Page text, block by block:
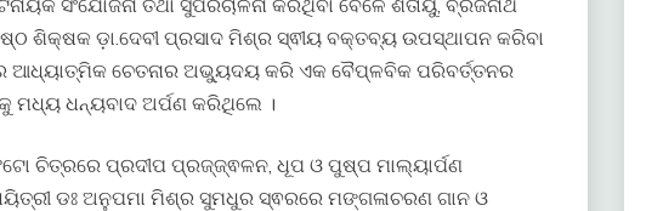
ଶିକ୍ଷକ ଡ଼ା.ଦେବୀ ପ୍ରସାଦ ମିଶ୍ର ସ୍ଵୀୟ ବକ୍ତବ୍ୟ ଉପସ୍ଥାପନ କରିବା
ଆଧ୍ୟାତ୍ମିକ ଚେତନାର ଅଭ୍ୟୁଦୟ କରି ଏକ ବୈପ୍ଳବିକ ପରିବର୍ତ୍ତନର
ଧନ୍ୟବାଦ ଅର୍ପଣ କରିଥିଲେ ।
ଚିତ୍ରରେ ପ୍ରଦୀପ ପ୍ରଜ୍ଜ୍ଵଳନ, ଧୂପ ଓ ପୁଷ୍ପ ମାଲ୍ୟାର୍ପଣ
ଡଃ ଅନୁପମା ମିଶ୍ର ସୁମଧୁର ସ୍ଵରରେ ମଙ୍ଗଳାଚରଣ ଗାନ ଓ